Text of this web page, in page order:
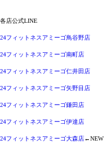
各店公式LINE
24フィットネスアミーゴ鳥谷野店
24フィットネスアミーゴ南町店
24フィットネスアミーゴ仁井田店
24フィットネスアミーゴ矢野目店
24フィットネスアミーゴ鎌田店
24フィットネスアミーゴ伊達店
24フィットネスアミーゴ大森店←NEW